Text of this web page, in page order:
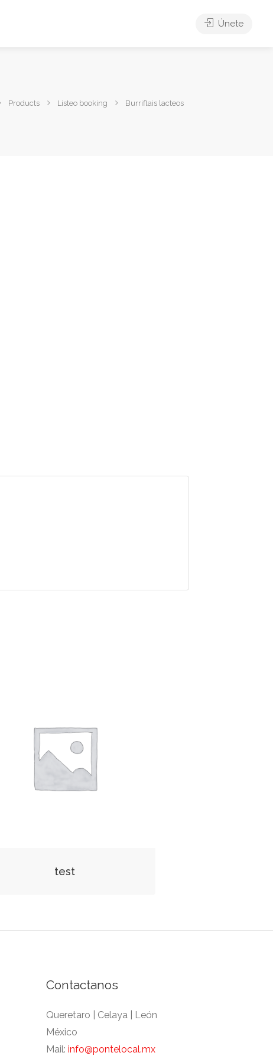
Únete
Products Listeo booking Burriflais lacteos
test
Contactanos
Queretaro | Celaya | León
México
Mail: info@pontelocal.mx